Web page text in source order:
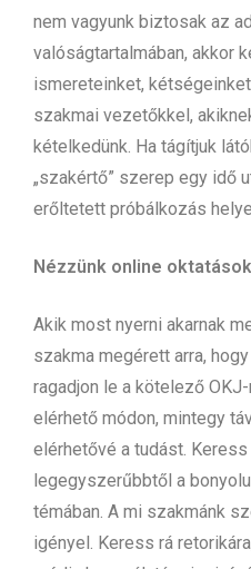
nem vagyunk biztosak az
valóságtartalmában, akkor
ismereteinket,
szakmai vezetőkkel,
kételkedünk. Ha tágítjuk
„szakértő” szerep egy idő
erőltetett próbálkozás
Nézzünk online
Akik most nyerni akarnak
szakma megérett arra,
ragadjon le a kötelező
elérhető módon, mintegy
elérhetővé a tudást.
legegyszerűbbtől a
témában. A mi szakmánk
igényel. Keress rá